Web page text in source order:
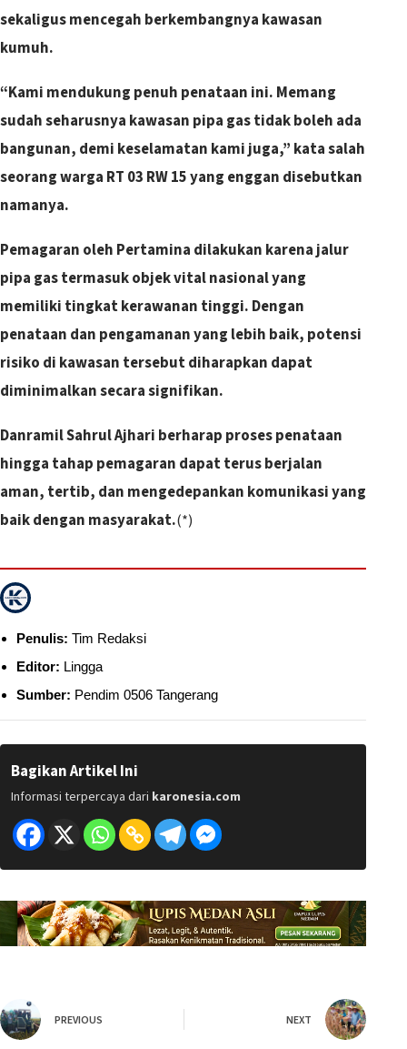
sekaligus mencegah berkembangnya kawasan
kumuh.
“Kami mendukung penuh penataan ini. Memang
sudah seharusnya kawasan pipa gas tidak boleh ada
bangunan, demi keselamatan kami juga,” kata salah
seorang warga RT 03 RW 15 yang enggan disebutkan
namanya.
Pemagaran oleh Pertamina dilakukan karena jalur
pipa gas termasuk objek vital nasional yang
memiliki tingkat kerawanan tinggi. Dengan
penataan dan pengamanan yang lebih baik, potensi
risiko di kawasan tersebut diharapkan dapat
diminimalkan secara signifikan.
Danramil Sahrul Ajhari berharap proses penataan
hingga tahap pemagaran dapat terus berjalan
aman, tertib, dan mengedepankan komunikasi yang
baik dengan masyarakat.(*)
Penulis: Tim Redaksi
Editor: Lingga
Sumber: Pendim 0506 Tangerang
Bagikan Artikel Ini
Informasi terpercaya dari karonesia.com
PREVIOUS NEXT